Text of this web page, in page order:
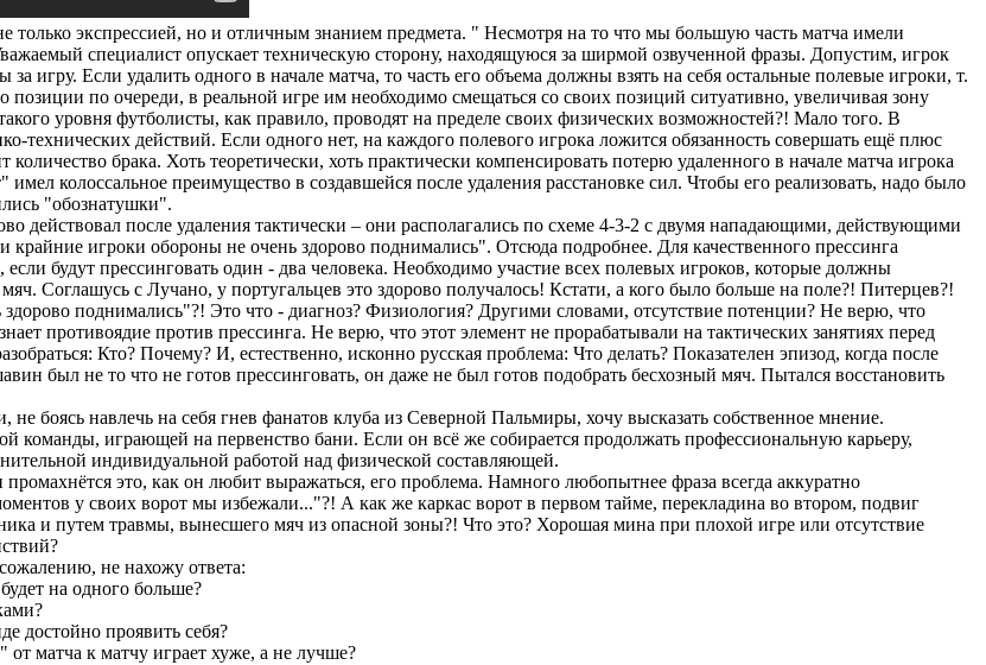
только экспрессией, но и отличным знанием предмета. " Несмотря на то что мы большую часть матча имели
специалист опускает техническую сторону, находящуюся за ширмой озвученной фразы. Допустим, игрок
игру. Если удалить одного в начале матча, то часть его объема должны взять на себя остальные полевые игроки, т.
по очереди, в реальной игре им необходимо смещаться со своих позиций ситуативно, увеличивая зону
уровня футболисты, как правило, проводят на пределе своих физических возможностей?! Мало того. В
технических действий. Если одного нет, на каждого полевого игрока ложится обязанность совершать ещё плюс
брака. Хоть теоретически, хоть практически компенсировать потерю удаленного в начале матча игрока
колоссальное преимущество в создавшейся после удаления расстановке сил. Чтобы его реализовать, надо было
"обознатушки".
действовал после удаления тактически – они располагались по схеме 4-3-2 с двумя нападающими, действующими
игроки обороны не очень здорово поднимались". Отсюда подробнее. Для качественного прессинга
будут прессинговать один - два человека. Необходимо участие всех полевых игроков, которые должны
Соглашусь с Лучано, у португальцев это здорово получалось! Кстати, а кого было больше на поле?! Питерцев?!
поднимались"?! Это что - диагноз? Физиология? Другими словами, отсутствие потенции? Не верю, что
противоядие против прессинга. Не верю, что этот элемент не прорабатывали на тактических занятиях перед
Кто? Почему? И, естественно, исконно русская проблема: Что делать? Показателен эпизод, когда после
был не то что не готов прессинговать, он даже не был готов подобрать бесхозный мяч. Пытался восстановить
боясь навлечь на себя гнев фанатов клуба из Северной Пальмиры, хочу высказать собственное мнение.
команды, играющей на первенство бани. Если он всё же собирается продолжать профессиональную карьеру,
индивидуальной работой над физической составляющей.
это, как он любит выражаться, его проблема. Намного любопытнее фраза всегда аккуратно
у своих ворот мы избежали..."?! А как же каркас ворот в первом тайме, перекладина во втором, подвиг
и путем травмы, вынесшего мяч из опасной зоны?! Что это? Хорошая мина при плохой игре или отсутствие
не нахожу ответа:
на одного больше?
достойно проявить себя?
матча к матчу играет хуже, а не лучше?